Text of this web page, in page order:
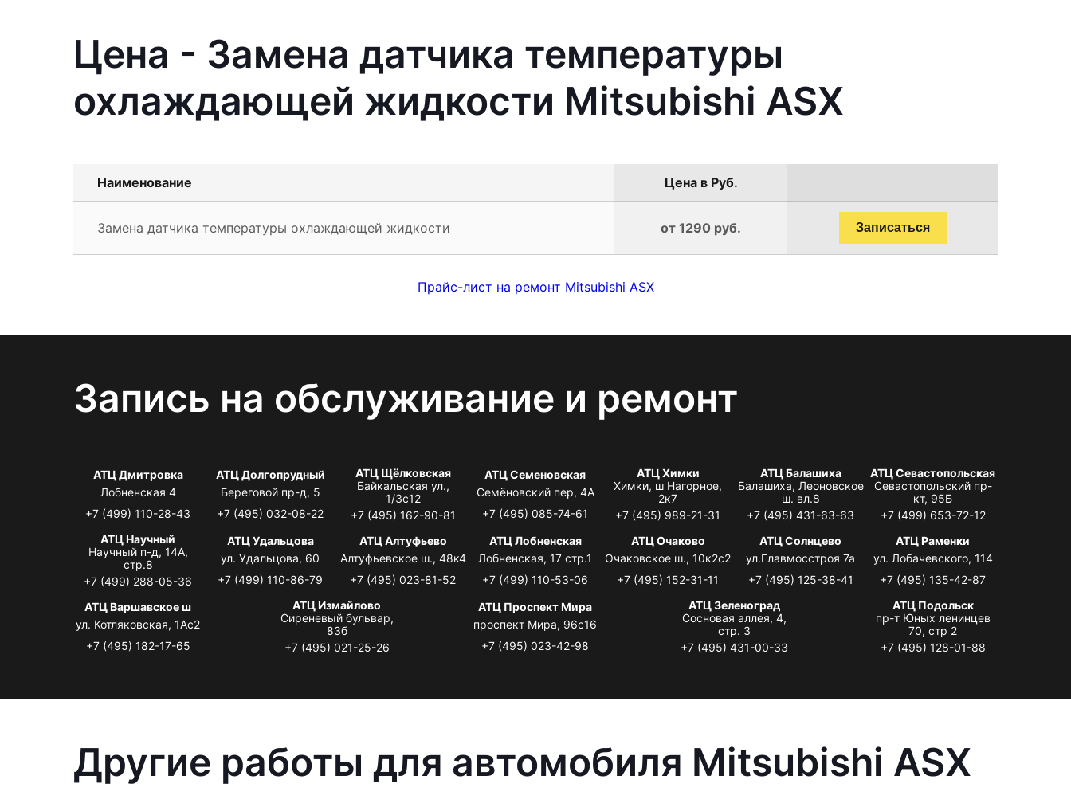
Цена - Замена датчика температуры
охлаждающей жидкости Mitsubishi ASX
Наименование Цена в Руб.
Замена датчика температуры охлаждающей жидкости от 1290 руб. Записаться
Прайс-лист на ремонт Mitsubishi ASX
Запись на обслуживание и ремонт
АТЦ Дмитровка
Лобненская 4
+7 (499) 110-28-43
АТЦ Долгопрудный
Береговой пр-д, 5
+7 (495) 032-08-22
АТЦ Щёлковская
Байкальская ул.,
1/3с12
+7 (495) 162-90-81
АТЦ Семеновская
Семёновский пер, 4А
+7 (495) 085-74-61
АТЦ Химки
Химки, ш Нагорное,
2к7
+7 (495) 989-21-31
АТЦ Балашиха
Балашиха, Леоновское
ш. вл.8
+7 (495) 431-63-63
АТЦ Севастопольская
Севастопольский пр-
кт, 95Б
+7 (499) 653-72-12
АТЦ Научный
Научный п-д, 14А,
стр.8
+7 (499) 288-05-36
АТЦ Удальцова
ул. Удальцова, 60
+7 (499) 110-86-79
АТЦ Алтуфьево
Алтуфьевское ш., 48к4
+7 (495) 023-81-52
АТЦ Лобненская
Лобненская, 17 стр.1
+7 (499) 110-53-06
АТЦ Очаково
Очаковское ш., 10к2с2
+7 (495) 152-31-11
АТЦ Солнцево
ул.Главмосстроя 7а
+7 (495) 125-38-41
АТЦ Раменки
ул. Лобачевского, 114
+7 (495) 135-42-87
АТЦ Варшавское ш
ул. Котляковская, 1Ас2
+7 (495) 182-17-65
АТЦ Измайлово
Сиреневый бульвар,
83б
+7 (495) 021-25-26
АТЦ Проспект Мира
проспект Мира, 96с16
+7 (495) 023-42-98
АТЦ Зеленоград
Сосновая аллея, 4,
стр. 3
+7 (495) 431-00-33
АТЦ Подольск
пр-т Юных ленинцев
70, стр 2
+7 (495) 128-01-88
Другие работы для автомобиля Mitsubishi ASX